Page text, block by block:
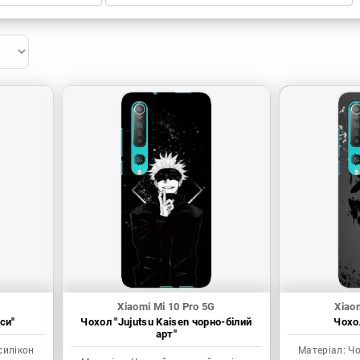
Xiaomi Mi 10 Pro 5G
Чохол "Jujutsu Kaisen чорно-білий
арт"
Матеріал: